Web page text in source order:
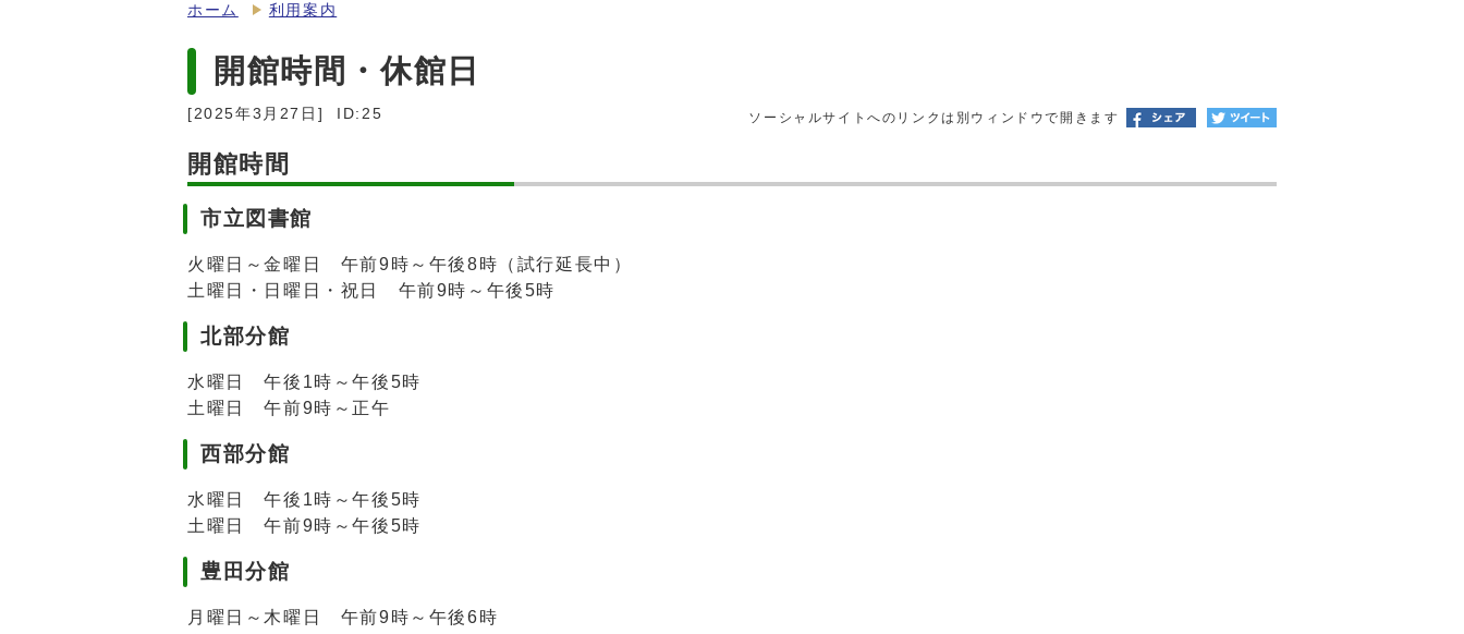
ホーム 利用案内
開館時間・休館日
[2025年3月27日] ID:25 ソーシャルサイトへのリンクは別ウィンドウで開きます
開館時間
市立図書館
火曜日～金曜日 午前9時～午後8時（試行延長中）
土曜日・日曜日・祝日 午前9時～午後5時
北部分館
水曜日 午後1時～午後5時
土曜日 午前9時～正午
西部分館
水曜日 午後1時～午後5時
土曜日 午前9時～午後5時
豊田分館
月曜日～木曜日 午前9時～午後6時